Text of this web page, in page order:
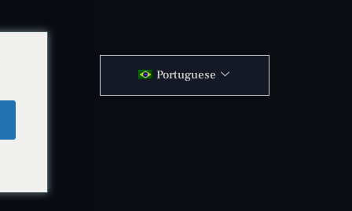
Portuguese